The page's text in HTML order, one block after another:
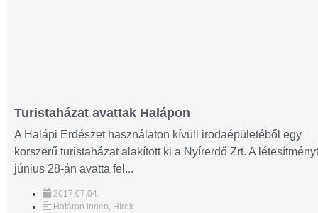
Turistaházat avattak Halápon
A Halápi Erdészet használaton kívüli irodaépületéből egy
korszerű turistaházat alakított ki a Nyírerdő Zrt. A létesítményt
június 28-án avatta fel...
2017.07.04.
Határon innen, Hírek